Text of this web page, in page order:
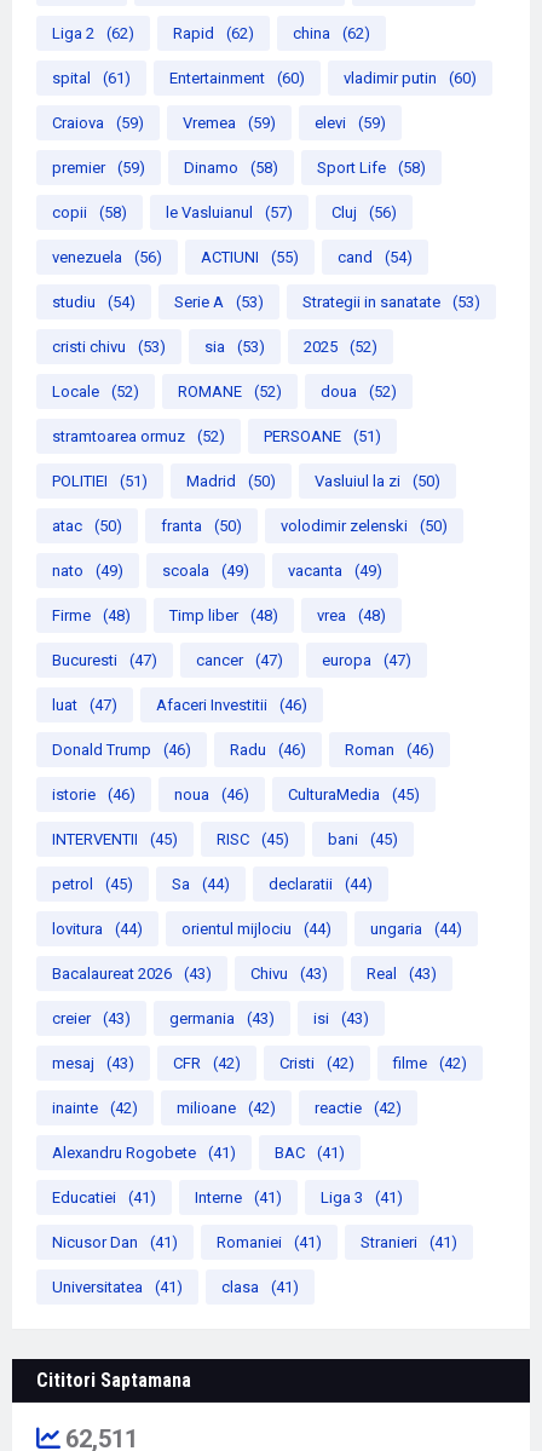
Liga 2 (62) Rapid (62) china (62)
spital (61) Entertainment (60) vladimir putin (60)
Craiova (59) Vremea (59) elevi (59)
premier (59) Dinamo (58) Sport Life (58)
copii (58) le Vasluianul (57) Cluj (56)
venezuela (56) ACTIUNI (55) cand (54)
studiu (54) Serie A (53) Strategii in sanatate (53)
cristi chivu (53) sia (53) 2025 (52)
Locale (52) ROMANE (52) doua (52)
stramtoarea ormuz (52) PERSOANE (51)
POLITIEI (51) Madrid (50) Vasluiul la zi (50)
atac (50) franta (50) volodimir zelenski (50)
nato (49) scoala (49) vacanta (49)
Firme (48) Timp liber (48) vrea (48)
Bucuresti (47) cancer (47) europa (47)
luat (47) Afaceri Investitii (46)
Donald Trump (46) Radu (46) Roman (46)
istorie (46) noua (46) CulturaMedia (45)
INTERVENTII (45) RISC (45) bani (45)
petrol (45) Sa (44) declaratii (44)
lovitura (44) orientul mijlociu (44) ungaria (44)
Bacalaureat 2026 (43) Chivu (43) Real (43)
creier (43) germania (43) isi (43)
mesaj (43) CFR (42) Cristi (42) filme (42)
inainte (42) milioane (42) reactie (42)
Alexandru Rogobete (41) BAC (41)
Educatiei (41) Interne (41) Liga 3 (41)
Nicusor Dan (41) Romaniei (41) Stranieri (41)
Universitatea (41) clasa (41)
Cititori Saptamana
62,511